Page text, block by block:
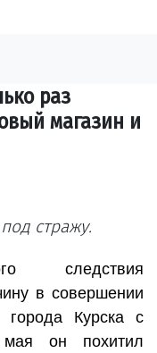
раз
магазин и
стражу.
следствия
в совершении
города Курска с
он похитил